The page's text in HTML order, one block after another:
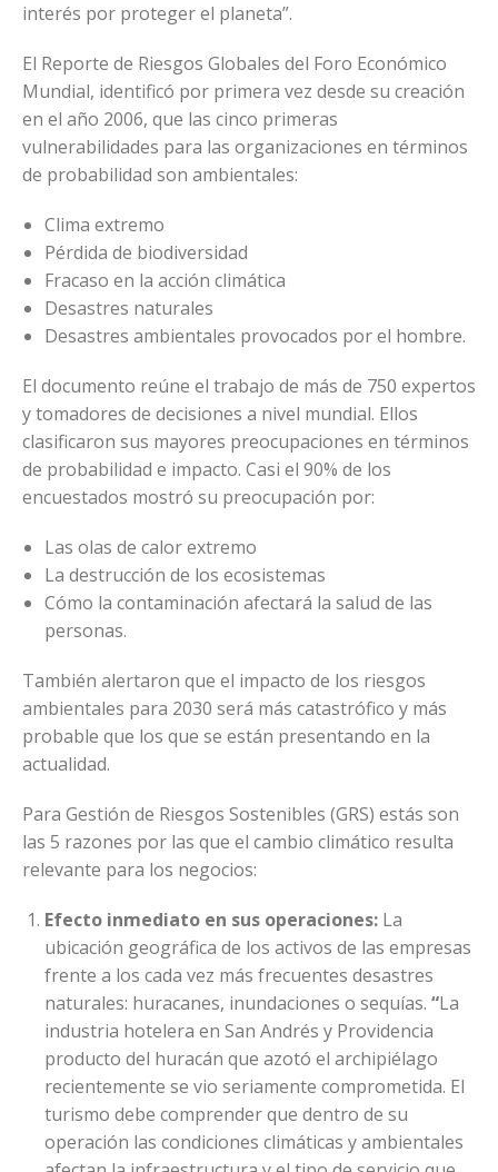
interés por proteger el planeta”.
El Reporte de Riesgos Globales del Foro Económico
Mundial, identificó por primera vez desde su creación
en el año 2006, que las cinco primeras
vulnerabilidades para las organizaciones en términos
de probabilidad son ambientales:
Clima extremo
Pérdida de biodiversidad
Fracaso en la acción climática
Desastres naturales
Desastres ambientales provocados por el hombre.
El documento reúne el trabajo de más de 750 expertos
y tomadores de decisiones a nivel mundial. Ellos
clasificaron sus mayores preocupaciones en términos
de probabilidad e impacto. Casi el 90% de los
encuestados mostró su preocupación por:
Las olas de calor extremo
La destrucción de los ecosistemas
Cómo la contaminación afectará la salud de las
personas.
También alertaron que el impacto de los riesgos
ambientales para 2030 será más catastrófico y más
probable que los que se están presentando en la
actualidad.
Para Gestión de Riesgos Sostenibles (GRS) estás son
las 5 razones por las que el cambio climático resulta
relevante para los negocios:
Efecto inmediato en sus operaciones: La
ubicación geográfica de los activos de las empresas
frente a los cada vez más frecuentes desastres
naturales: huracanes, inundaciones o sequías. “La
industria hotelera en San Andrés y Providencia
producto del huracán que azotó el archipiélago
recientemente se vio seriamente comprometida. El
turismo debe comprender que dentro de su
operación las condiciones climáticas y ambientales